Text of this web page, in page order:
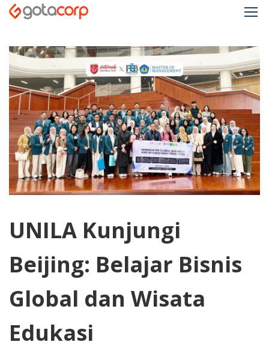
UNILA Kunjungi
Beijing: Belajar Bisnis
Global dan Wisata
Edukasi